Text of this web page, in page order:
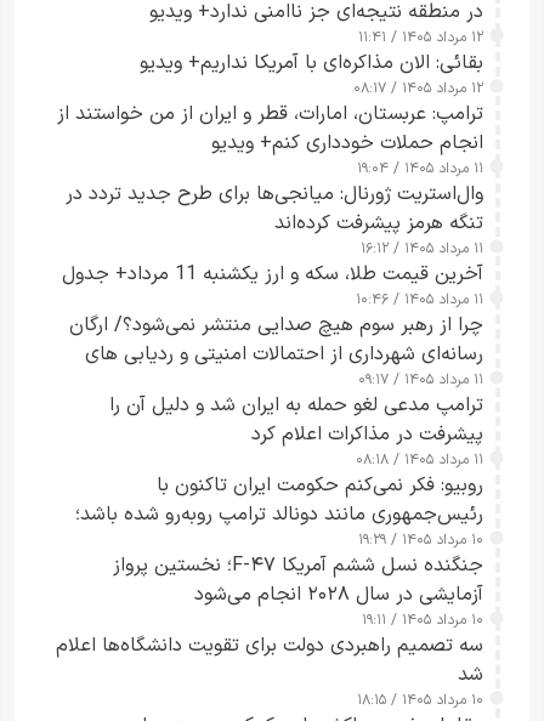
در منطقه نتیجه‌ای جز ناامنی ندارد+ ویدیو
۱۲ مرداد ۱۴۰۵ / ۱۱:۴۱
بقائی: الان مذاکره‌ای با آمریکا نداریم+ ویدیو
۱۲ مرداد ۱۴۰۵ / ۰۸:۱۷
ترامپ: عربستان، امارات، قطر و ایران از من خواستند از
انجام حملات خودداری کنم+ ویدیو
۱۱ مرداد ۱۴۰۵ / ۱۹:۰۴
وال‌استریت ژورنال: میانجی‌ها برای طرح جدید تردد در
تنگه هرمز پیشرفت کرده‌اند
۱۱ مرداد ۱۴۰۵ / ۱۶:۱۲
آخرین قیمت طلا، سکه و ارز یکشنبه 11 مرداد+ جدول
۱۱ مرداد ۱۴۰۵ / ۱۰:۴۶
چرا از رهبر سوم هیچ صدایی منتشر نمی‌شود؟/ ارگان
رسانه‌ای شهرداری از احتمالات امنیتی و ردیابی های
جاسوسی گفت
۱۱ مرداد ۱۴۰۵ / ۰۹:۱۷
ترامپ مدعی لغو حمله به ایران شد و دلیل آن را
پیشرفت در مذاکرات اعلام کرد
۱۱ مرداد ۱۴۰۵ / ۰۸:۱۸
روبیو: فکر نمی‌کنم حکومت ایران تاکنون با
رئیس‌جمهوری مانند دونالد ترامپ روبه‌رو شده باشد؛
کسی که واقعاً دست به اقدام می‌زند
۱۰ مرداد ۱۴۰۵ / ۱۹:۲۹
جنگنده نسل ششم آمریکا F-۴۷؛ نخستین پرواز
آزمایشی در سال ۲۰۲۸ انجام می‌شود
۱۰ مرداد ۱۴۰۵ / ۱۹:۱۱
سه تصمیم راهبردی دولت برای تقویت دانشگاه‌ها اعلام
شد
۱۰ مرداد ۱۴۰۵ / ۱۸:۱۵